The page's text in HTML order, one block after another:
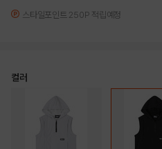
스타일포인트 250P 적립예정
컬러